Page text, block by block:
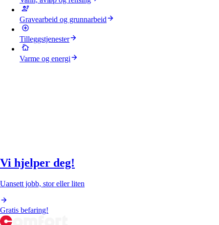
Gravearbeid og grunnarbeid
Tilleggstjenester
Varme og energi
Vi hjelper deg!
Uansett jobb, stor eller liten
Gratis befaring!